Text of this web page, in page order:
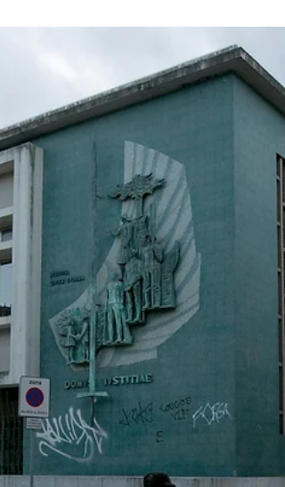
domingo, na sequência de uma queda do quarto
andar do prédio em que vivia com os pais e...